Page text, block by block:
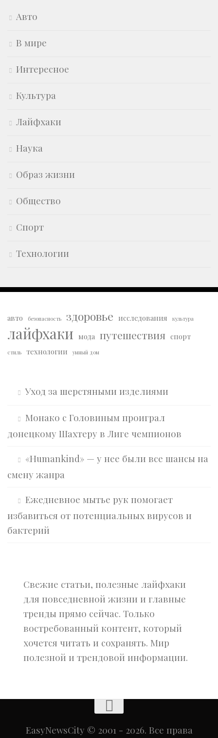
Авто
В мире
Интересное
Культура
Лайфхаки
Наука
Образ жизни
Общество
Спорт
Технологии
авто безопасность здоровье исследования культура
лайфхаки мода путешествия спорт
стиль технологии умный дом
Уход за шерстяными изделиями
Монако с Головиным проиграл
донецкому Шахтеру в Лиге чемпионов
«Humankind» — у нее были все шансы на
смену жанра
Ежедневное мытье рук помогает
избавиться от потенциальных вирусов и
бактерий
Свежие статьи, полезные лайфхаки
для повседневной жизни и главные
тренды прямо сейчас. Только
востребованный контент, который
хочется читать и сохранять. Мир
полезной и трендовой информации.
EasyNewsCity © 2001 - 2026. Все права